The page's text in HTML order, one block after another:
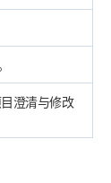
澄清与修改